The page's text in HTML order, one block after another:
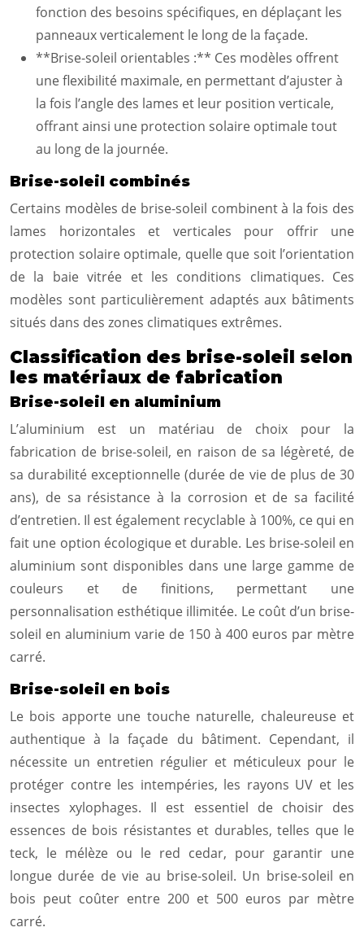
fonction des besoins spécifiques, en déplaçant les
panneaux verticalement le long de la façade.
**Brise-soleil orientables :** Ces modèles offrent
une flexibilité maximale, en permettant d’ajuster à
la fois l’angle des lames et leur position verticale,
offrant ainsi une protection solaire optimale tout
au long de la journée.
Brise-soleil combinés
Certains modèles de brise-soleil combinent à la fois des
lames horizontales et verticales pour offrir une
protection solaire optimale, quelle que soit l’orientation
de la baie vitrée et les conditions climatiques. Ces
modèles sont particulièrement adaptés aux bâtiments
situés dans des zones climatiques extrêmes.
Classification des brise-soleil selon
les matériaux de fabrication
Brise-soleil en aluminium
L’aluminium est un matériau de choix pour la
fabrication de brise-soleil, en raison de sa légèreté, de
sa durabilité exceptionnelle (durée de vie de plus de 30
ans), de sa résistance à la corrosion et de sa facilité
d’entretien. Il est également recyclable à 100%, ce qui en
fait une option écologique et durable. Les brise-soleil en
aluminium sont disponibles dans une large gamme de
couleurs et de finitions, permettant une
personnalisation esthétique illimitée. Le coût d’un brise-
soleil en aluminium varie de 150 à 400 euros par mètre
carré.
Brise-soleil en bois
Le bois apporte une touche naturelle, chaleureuse et
authentique à la façade du bâtiment. Cependant, il
nécessite un entretien régulier et méticuleux pour le
protéger contre les intempéries, les rayons UV et les
insectes xylophages. Il est essentiel de choisir des
essences de bois résistantes et durables, telles que le
teck, le mélèze ou le red cedar, pour garantir une
longue durée de vie au brise-soleil. Un brise-soleil en
bois peut coûter entre 200 et 500 euros par mètre
carré.